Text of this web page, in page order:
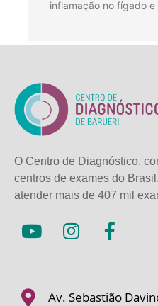
inflamação no fígado
O Centro de Diagnóstico,
centros de exames do
atender mais de 407 mil
Av. Sebastião